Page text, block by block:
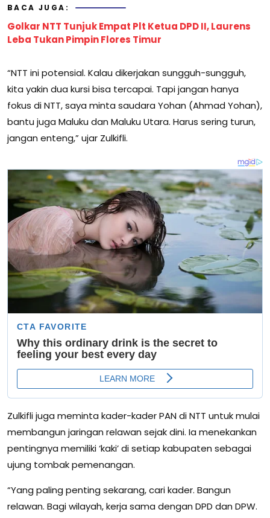
BACA JUGA:
Golkar NTT Tunjuk Empat Plt Ketua DPD II, Laurens
Leba Tukan Pimpin Flores Timur
“NTT ini potensial. Kalau dikerjakan sungguh-sungguh,
kita yakin dua kursi bisa tercapai. Tapi jangan hanya
fokus di NTT, saya minta saudara Yohan (Ahmad Yohan),
bantu juga Maluku dan Maluku Utara. Harus sering turun,
jangan enteng,” ujar Zulkifli.
Zulkifli juga meminta kader-kader PAN di NTT untuk mulai
membangun jaringan relawan sejak dini. Ia menekankan
pentingnya memiliki ‘kaki’ di setiap kabupaten sebagai
ujung tombak pemenangan.
“Yang paling penting sekarang, cari kader. Bangun
relawan. Bagi wilayah, kerja sama dengan DPD dan DPW.